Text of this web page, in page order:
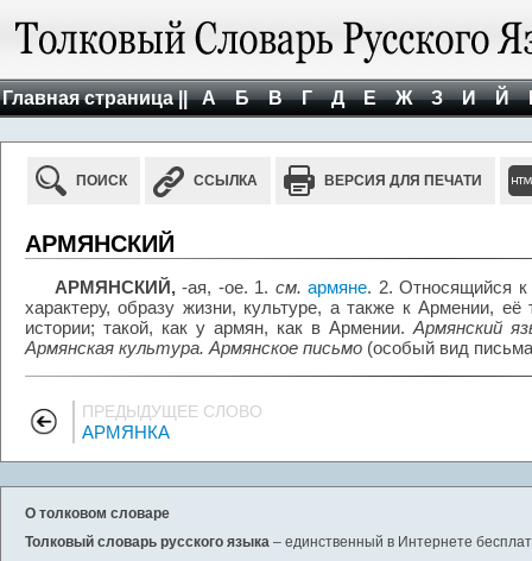
Главная страница || А Б В Г Д Е Ж З И Й
ПОИСК ССЫЛКА ВЕРСИЯ ДЛЯ ПЕЧАТИ
АРМЯНСКИЙ
АРМЯНСКИЙ, -ая, -ое. 1. см. армяне. 2. Относящийся к
характеру, образу жизни, культуре, а также к Армении, её
истории; такой, как у армян, как в Армении. Армянский
Армянская культура. Армянское письмо (особый вид
ПРЕДЫДУЩЕЕ СЛОВО
АРМЯНКА
О толковом словаре
Толковый словарь русского языка – единственный в Интернете